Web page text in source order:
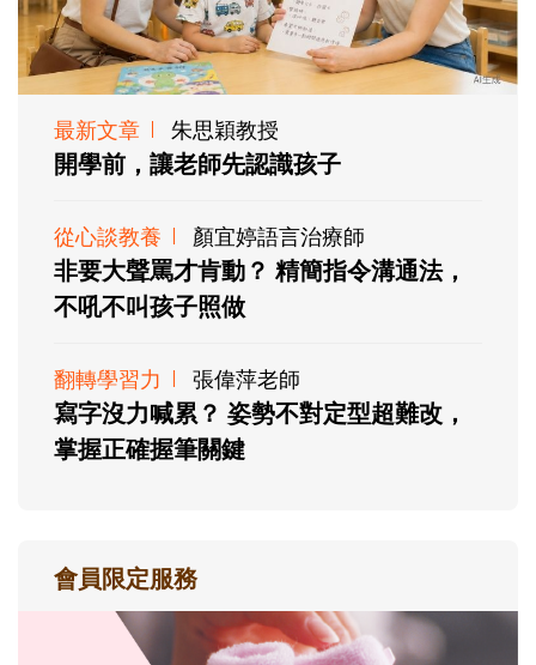
最新文章 朱思穎教授
開學前，讓老師先認識孩子
從心談教養 顏宜婷語言治療師
非要大聲罵才肯動？ 精簡指令溝通法，
不吼不叫孩子照做
翻轉學習力 張偉萍老師
寫字沒力喊累？ 姿勢不對定型超難改，
掌握正確握筆關鍵
會員限定服務